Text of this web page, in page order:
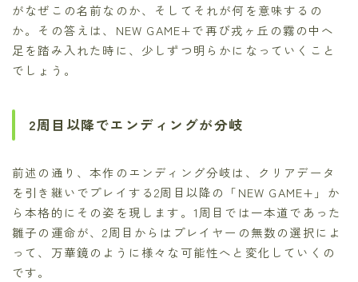
がなぜこの名前なのか、そしてそれが何を意味するの
か。その答えは、NEW GAME+で再び戎ヶ丘の霧の中へ
足を踏み入れた時に、少しずつ明らかになっていくこと
でしょう。
2周目以降でエンディングが分岐
前述の通り、本作のエンディング分岐は、クリアデータ
を引き継いでプレイする2周目以降の「NEW GAME+」か
ら本格的にその姿を現します。1周目では一本道であった
雛子の運命が、2周目からはプレイヤーの無数の選択によ
って、万華鏡のように様々な可能性へと変化していくの
です。